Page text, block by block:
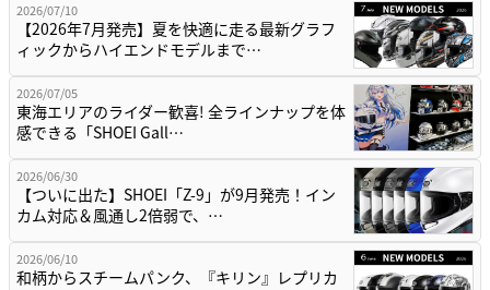
2026/07/10
【2026年7月発売】夏を快適に走る最新グラフ
ィックからハイエンドモデルまで…
2026/07/05
東海エリアのライダー歓喜! 全ラインナップを体
感できる「SHOEI Gall…
2026/06/30
【ついに出た】SHOEI「Z-9」が9月発売！イン
カム対応＆風通し2倍弱で、…
2026/06/10
和柄からスチームパンク、『キリン』レプリカ